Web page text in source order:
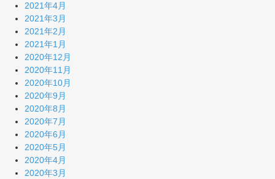
2021年4月
2021年3月
2021年2月
2021年1月
2020年12月
2020年11月
2020年10月
2020年9月
2020年8月
2020年7月
2020年6月
2020年5月
2020年4月
2020年3月